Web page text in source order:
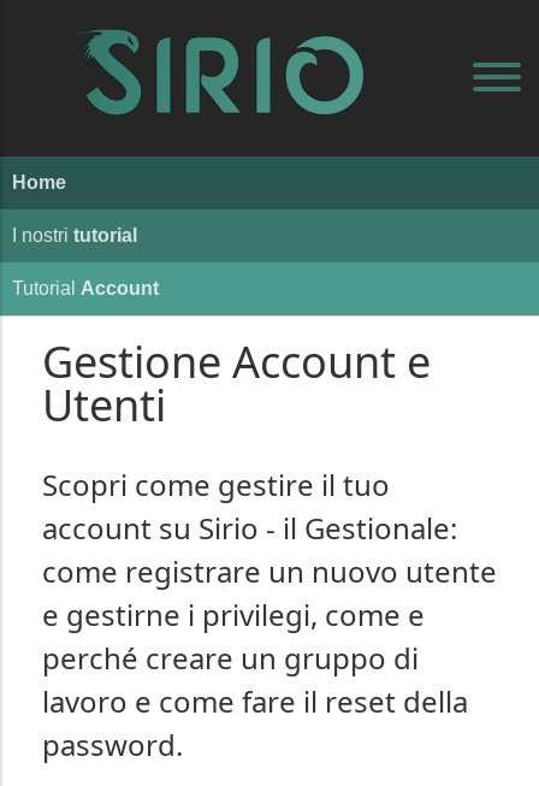
Home
I nostri tutorial
Tutorial Account
Gestione Account e
Utenti
Scopri come gestire il tuo
account su Sirio - il Gestionale:
come registrare un nuovo utente
e gestirne i privilegi, come e
perché creare un gruppo di
lavoro e come fare il reset della
password.